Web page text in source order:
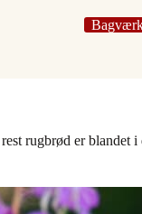
rugbrød er